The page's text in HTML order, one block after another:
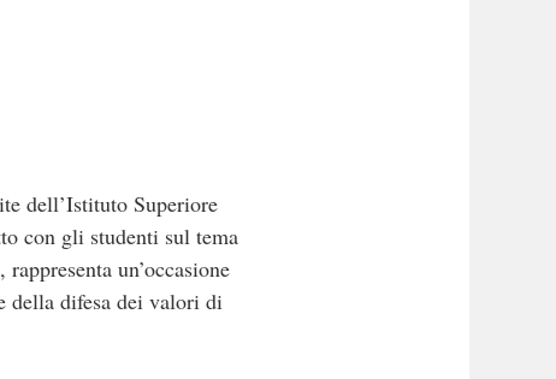
dell’Istituto Superiore
con gli studenti sul tema
un’occasione
della difesa dei valori di